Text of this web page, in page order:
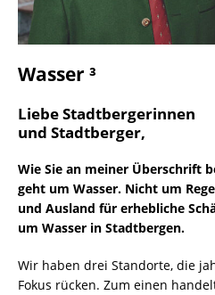
Wasser ³
Liebe Stadtbergerinnen
und Stadtberger,
Wie Sie an meiner Überschrift
geht um Wasser. Nicht um
und Ausland für erhebliche
um Wasser in Stadtbergen.
Wir haben drei Standorte, die
Fokus rücken. Zum einen